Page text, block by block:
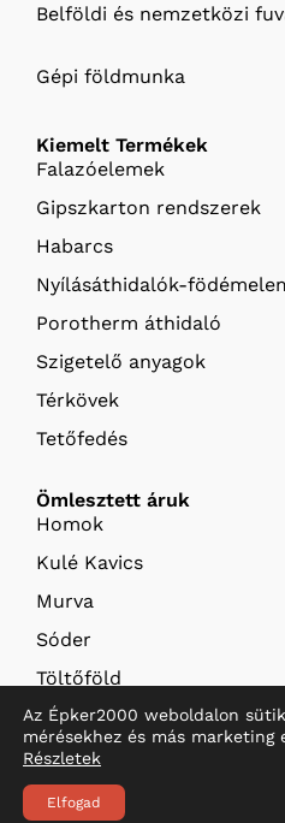
Belföldi és nemzetközi
Gépi földmunka
Kiemelt Termékek
Falazóelemek
Gipszkarton rendszerek
Habarcs
Nyílásáthidalók-
Porotherm áthidaló
Szigetelő anyagok
Térkövek
Tetőfedés
Ömlesztett áruk
Homok
Kulé Kavics
Murva
Sóder
Töltőföld
Termőföld
Szállítás és fizetés
Adatkezelés
Az Épker2000 weboldalon
mérésekhez és más marketing
Részletek
Elfogad